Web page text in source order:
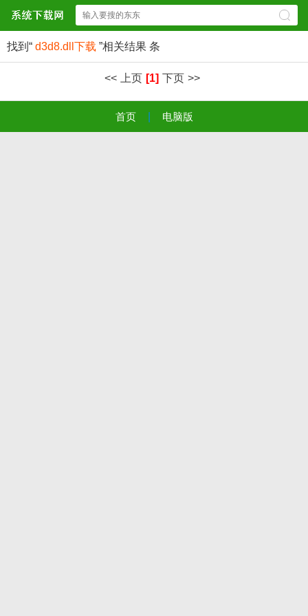
找到“ d3d8.dll下载 ”相关结果 条
<< 上页 [1] 下页 >>
首页 电脑版